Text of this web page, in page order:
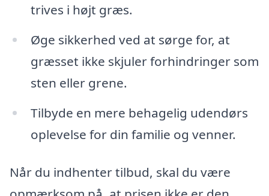
trives i højt græs.
Øge sikkerhed ved at sørge for, at
græsset ikke skjuler forhindringer som
sten eller grene.
Tilbyde en mere behagelig udendørs
oplevelse for din familie og venner.
Når du indhenter tilbud, skal du være